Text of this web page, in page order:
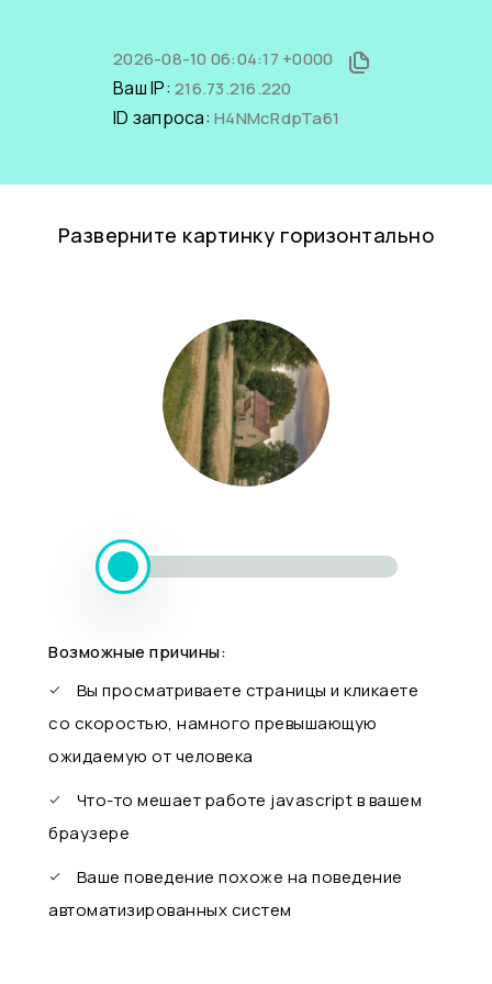
2026-08-10 06:04:17 +0000
Ваш IP: 216.73.216.220
ID запроса: H4NMcRdpTa61
Разверните картинку горизонтально
Возможные причины:
Вы просматриваете страницы и кликаете
со скоростью, намного превышающую
ожидаемую от человека
Что-то мешает работе javascript в вашем
браузере
Ваше поведение похоже на поведение
автоматизированных систем